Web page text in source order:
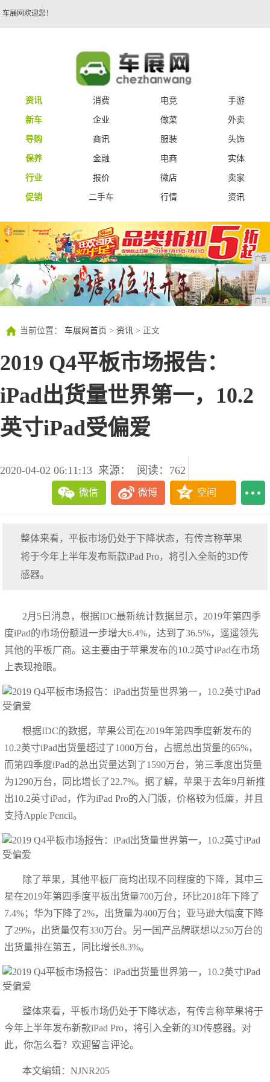
车展网欢迎您！
资讯 消费 电竞
手游
新车
企业 做菜
外卖
导购
商讯 服装
头饰
保养
金融 电商
实体
行业
报价 微店
卖家
促销
二手车 行情 资讯
广告
广告
当前位置： 车展网首页 > 资讯 > 正文
2019 Q4平板市场报告：
iPad出货量世界第一，10.2
英寸iPad受偏爱
2020-04-02 06:11:13 来源： 阅读：762
微信 微博 空间
整体来看，平板市场仍处于下降状态，有传言称苹果
将于今年上半年发布新款iPad Pro，将引入全新的3D传
感器。
2月5日消息，根据IDC最新统计数据显示，2019年第四季
度iPad的市场份额进一步增大6.4%，达到了36.5%，遥遥领先
其他的平板厂商。这主要由于苹果发布的10.2英寸iPad在市场
上表现抢眼。
根据IDC的数据，苹果公司在2019年第四季度新发布的
10.2英寸iPad出货量超过了1000万台，占据总出货量的65%，
而第四季度iPad的总出货量达到了1590万台，第三季度出货量
为1290万台，同比增长了22.7%。据了解，苹果于去年9月新推
出10.2英寸iPad，作为iPad Pro的入门版，价格较为低廉，并且
支持Apple Pencil。
除了苹果，其他平板厂商均出现不同程度的下降，其中三
星在2019年第四季度平板出货量700万台，环比2018年下降了
7.4%；华为下降了2%，出货量为400万台；亚马逊大幅度下降
了29%，出货量仅有330万台。另一国产品牌联想以250万台的
出货量排在第五，同比增长8.3%。
整体来看，平板市场仍处于下降状态，有传言称苹果将于
今年上半年发布新款iPad Pro，将引入全新的3D传感器。对
此，你怎么看？欢迎留言评论。
本文编辑：NJNR205